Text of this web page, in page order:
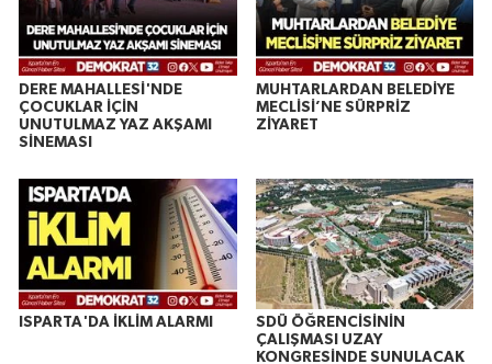
DERE MAHALLESİ'NDE
ÇOCUKLAR İÇİN
UNUTULMAZ YAZ AKŞAMI
SİNEMASI
MUHTARLARDAN BELEDİYE
MECLİSİ’NE SÜRPRİZ
ZİYARET
ISPARTA'DA İKLİM ALARMI
SDÜ ÖĞRENCİSİNİN
ÇALIŞMASI UZAY
KONGRESİNDE SUNULACAK